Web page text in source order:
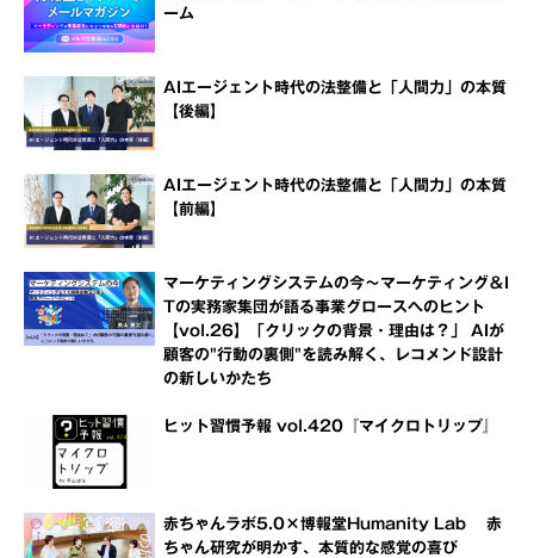
ーム
AIエージェント時代の法整備と「人間力」の本質
【後編】
AIエージェント時代の法整備と「人間力」の本質
【前編】
マーケティングシステムの今～マーケティング＆I
Tの実務家集団が語る事業グロースへのヒント
【vol.26】「クリックの背景・理由は？」 AIが
顧客の"行動の裏側"を読み解く、レコメンド設計
の新しいかたち
ヒット習慣予報 vol.420『マイクロトリップ』
赤ちゃんラボ5.0×博報堂Humanity Lab 赤
ちゃん研究が明かす、本質的な感覚の喜び